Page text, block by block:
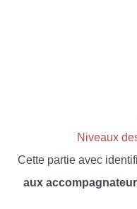
Niveaux
Cette partie avec
aux